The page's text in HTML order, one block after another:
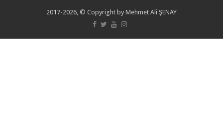
2017-2026, © Copyright by Mehmet Ali ŞENAY